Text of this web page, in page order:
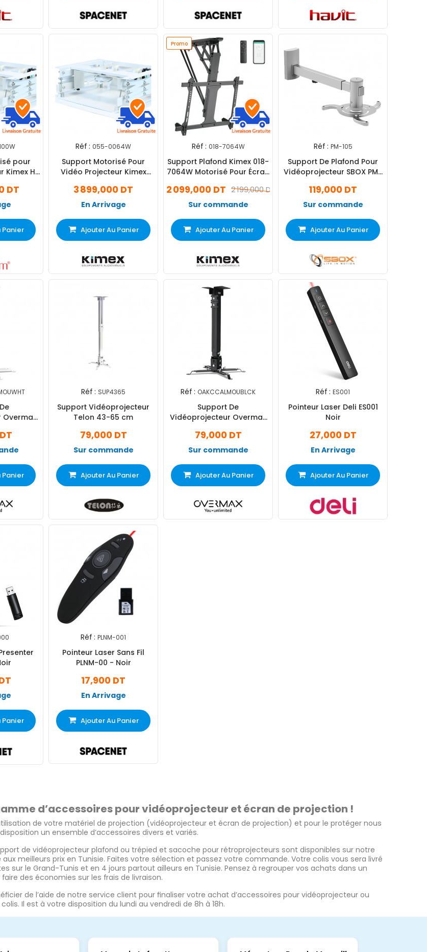
pour
Kimex H
DT
Panier
Réf : 055-0064W
Support Motorisé Pour
Vidéo Projecteur Kimex
3 899,000 DT
En Arrivage
Ajouter Au Panier
Promo
Réf : 018-7064W
Support Plafond Kimex 018-
7064W Motorisé Pour Écran
2 199,000 DT
2 099,000 DT
Sur commande
Ajouter Au Panier
Réf : PM-105
Support De Plafond Pour
Vidéoprojecteur SBOX PM-
119,000 DT
Sur commande
Ajouter Au Panier
Panier
Réf : SUP4365
Support Vidéoprojecteur
Telon 43-65 cm
79,000 DT
Sur commande
Ajouter Au Panier
Réf : OAKCCALMOUBLCK
Support De
Vidéoprojecteur Overmax
79,000 DT
Sur commande
Ajouter Au Panier
Réf : ES001
Pointeur Laser Deli ES001
Noir
27,000 DT
En Arrivage
Ajouter Au Panier
Panier
Réf : PLNM-001
Pointeur Laser Sans Fil
PLNM-00 - Noir
17,900 DT
En Arrivage
Ajouter Au Panier
d’accessoires pour vidéoprojecteur et écran de projection !
de votre matériel de projection (vidéoprojecteur et écran de projection) et pour le protéger nous
un ensemble d’accessoires divers et variés.
de vidéoprojecteur plafond ou trépied et sacoche pour rétroprojecteurs sont disponibles sur notre
meilleurs prix en Tunisie. Faites votre sélection et passez votre commande. Votre colis vous sera livré
sur le Grand-Tunis et en 4 jours partout ailleurs en Tunisie. Pensez à regrouper vos achats dans un
des économies sur les frais de livraison.
de l’aide de notre service client pour finaliser votre achat d’accessoires pour vidéoprojecteur ou
Il est à votre disposition du lundi au vendredi de 8h à 18h.